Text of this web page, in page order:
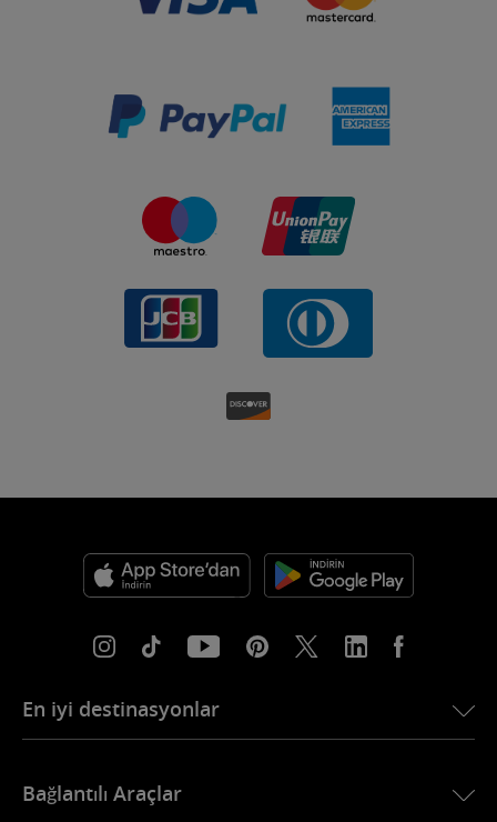
En iyi destinasyonlar
Avrupa için eSIM
Bağlantılı Araçlar